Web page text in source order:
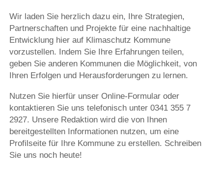
Wir laden Sie herzlich dazu ein, Ihre Strategien,
Partnerschaften und Projekte für eine nachhaltige
Entwicklung hier auf Klimaschutz Kommune
vorzustellen. Indem Sie Ihre Erfahrungen teilen,
geben Sie anderen Kommunen die Möglichkeit, von
Ihren Erfolgen und Herausforderungen zu lernen.
Nutzen Sie hierfür unser Online-Formular oder
kontaktieren Sie uns telefonisch unter 0341 355 7
2927. Unsere Redaktion wird die von Ihnen
bereitgestellten Informationen nutzen, um eine
Profilseite für Ihre Kommune zu erstellen. Schreiben
Sie uns noch heute!